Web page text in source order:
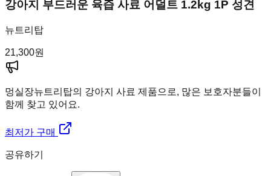
강아지 부드러운 육즙 사료 어덜트 1.2kg 1P 성견
뉴트리탑
21,300원
멍실장뉴트리탑의 강아지 사료 제품으로, 많은 보호자분들이
함께 찾고 있어요.
최저가 구매
공유하기